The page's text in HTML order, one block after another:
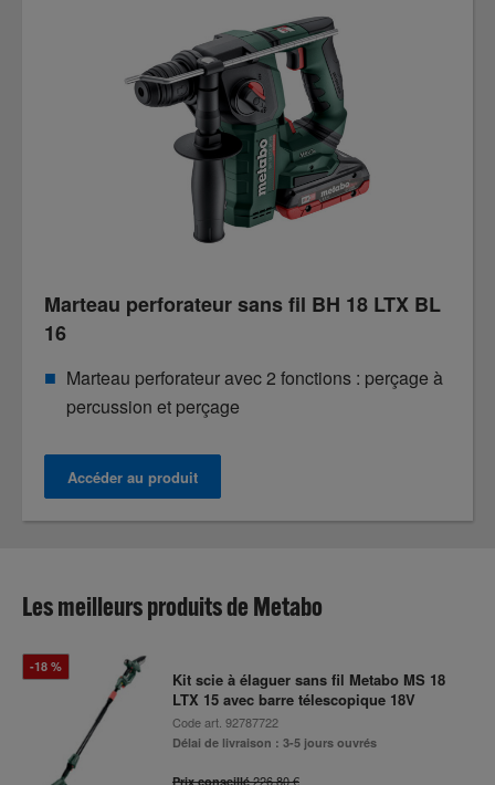
Marteau perforateur sans fil BH 18 LTX BL
16
Marteau perforateur avec 2 fonctions : perçage à
percussion et perçage
Accéder au produit
Les meilleurs produits de Metabo
-18 %
Kit scie à élaguer sans fil Metabo MS 18
LTX 15 avec barre télescopique 18V
Code art. 92787722
Délai de livraison : 3-5 jours ouvrés
Prix conseillé226,80 €